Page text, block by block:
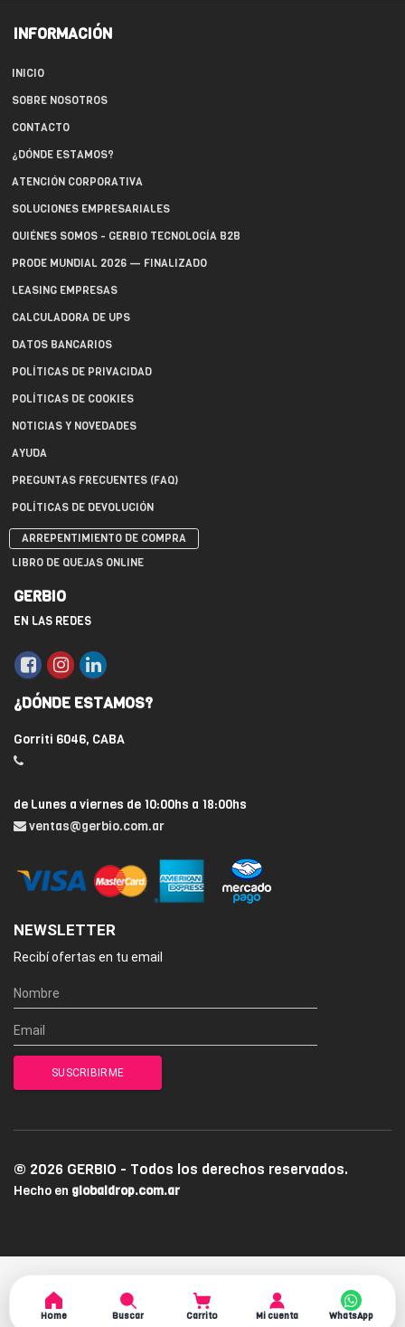
INFORMACIÓN
INICIO
SOBRE NOSOTROS
CONTACTO
¿DÓNDE ESTAMOS?
ATENCIÓN CORPORATIVA
SOLUCIONES EMPRESARIALES
QUIÉNES SOMOS - GERBIO TECNOLOGÍA B2B
PRODE MUNDIAL 2026 — FINALIZADO
LEASING EMPRESAS
CALCULADORA DE UPS
DATOS BANCARIOS
POLÍTICAS DE PRIVACIDAD
POLÍTICAS DE COOKIES
NOTICIAS Y NOVEDADES
AYUDA
PREGUNTAS FRECUENTES (FAQ)
POLÍTICAS DE DEVOLUCIÓN
ARREPENTIMIENTO DE COMPRA
LIBRO DE QUEJAS ONLINE
GERBIO
EN LAS REDES
¿DÓNDE ESTAMOS?
Gorriti 6046, CABA
de Lunes a viernes de 10:00hs a 18:00hs
ventas@gerbio.com.ar
NEWSLETTER
Recibí ofertas en tu email
© 2026 GERBIO - Todos los derechos reservados.
Hecho en globaldrop.com.ar
Home Buscar Carrito Mi cuenta